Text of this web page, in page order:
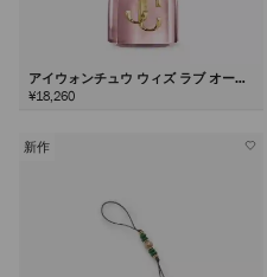
アイウォンチュウ ウィズ ラブ オード
パルファム60ml
¥18,260
新作